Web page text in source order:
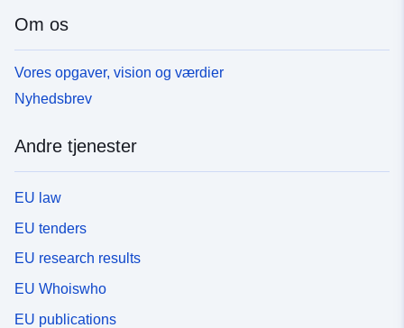
Om os
Vores opgaver, vision og værdier
Nyhedsbrev
Andre tjenester
EU law
EU tenders
EU research results
EU Whoiswho
EU publications